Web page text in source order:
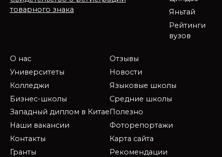
товарного знака
Яньтай
Рейтинги
вузов
О нас
Университеты
Колледжи
Бизнес-школы
Западный диплом в Китае
Наши вакансии
Контакты
Гранты
Отзывы
Новости
Языковые школы
Средние школы
Полезно
Фоторепортажи
Карта сайта
Рекомендации